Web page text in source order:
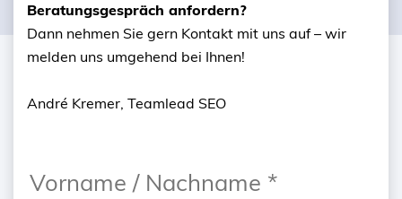
Beratungsgespräch anfordern?
Dann nehmen Sie gern Kontakt mit uns auf – wir
melden uns umgehend bei Ihnen!
André Kremer, Teamlead SEO